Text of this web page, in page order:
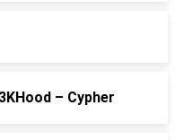
– Cypher